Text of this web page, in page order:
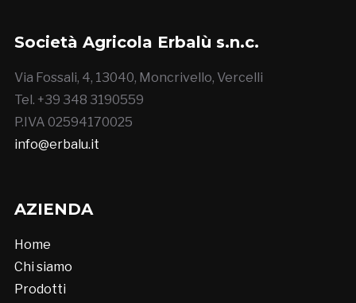
Società Agricola Erbalù s.n.c.
Via Fossali, 4, 13040, Moncrivello, Vercelli
Tel. +39 348 3190559
P.IVA 02594170025
info@erbalu.it
AZIENDA
Home
Chi siamo
Prodotti